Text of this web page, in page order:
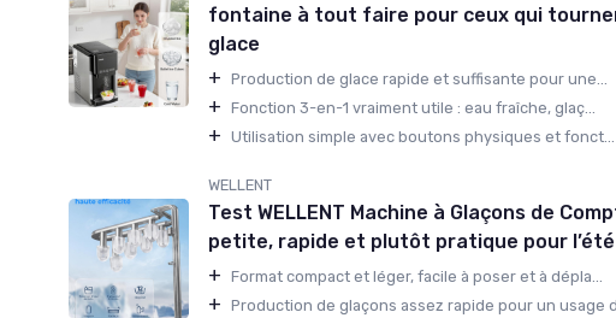
fontaine à tout faire pour ceux qui
glace
+ Production de glace rapide et suffisante pour une...
+ Fonction 3-en-1 vraiment utile : eau fraîche, glaç...
+ Utilisation simple avec boutons physiques et fonct...
WELLENT
Test WELLENT Machine à Glaçons de
petite, rapide et plutôt pratique pour l’été
+ Format compact et léger, facile à poser et à dépla...
+ Production de glaçons assez rapide pour un usage